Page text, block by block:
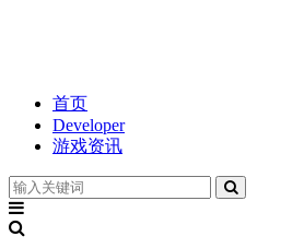
首页
Developer
游戏资讯